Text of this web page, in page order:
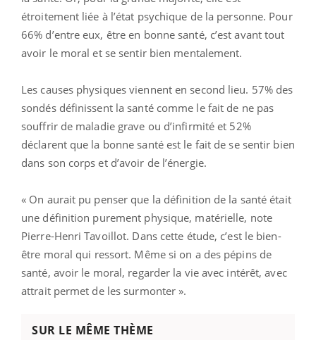
étroitement liée à l’état psychique de la personne. Pour
66% d’entre eux, être en bonne santé, c’est avant tout
avoir le moral et se sentir bien mentalement.
Les causes physiques viennent en second lieu. 57% des
sondés définissent la santé comme le fait de ne pas
souffrir de maladie grave ou d’infirmité et 52%
déclarent que la bonne santé est le fait de se sentir bien
dans son corps et d’avoir de l’énergie.
« On aurait pu penser que la définition de la santé était
une définition purement physique, matérielle, note
Pierre-Henri Tavoillot. Dans cette étude, c’est le bien-
être moral qui ressort. Même si on a des pépins de
santé, avoir le moral, regarder la vie avec intérêt, avec
attrait permet de les surmonter ».
SUR LE MÊME THÈME